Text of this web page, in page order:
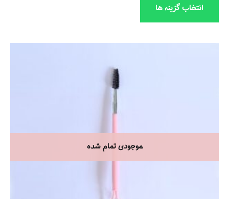
انتخاب گزینه ها